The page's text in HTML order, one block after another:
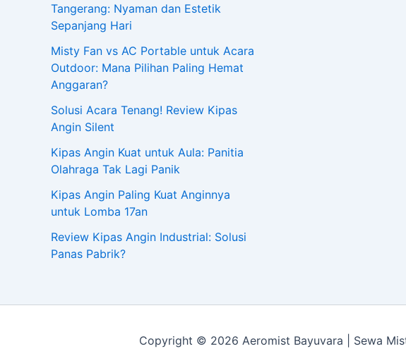
Tangerang: Nyaman dan Estetik
Sepanjang Hari
Misty Fan vs AC Portable untuk Acara
Outdoor: Mana Pilihan Paling Hemat
Anggaran?
Solusi Acara Tenang! Review Kipas
Angin Silent
Kipas Angin Kuat untuk Aula: Panitia
Olahraga Tak Lagi Panik
Kipas Angin Paling Kuat Anginnya
untuk Lomba 17an
Review Kipas Angin Industrial: Solusi
Panas Pabrik?
Copyright © 2026 Aeromist Bayuvara | Sewa